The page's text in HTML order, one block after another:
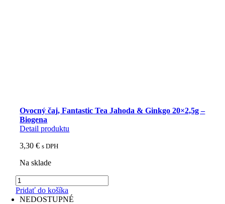
Ovocný čaj, Fantastic Tea Jahoda & Ginkgo 20×2,5g –
Biogena
Detail produktu
3,30€ s DPH
Na sklade
množstvo
Ovocný
čaj,
Pridať do košíka
NEDOSTUPNÉ